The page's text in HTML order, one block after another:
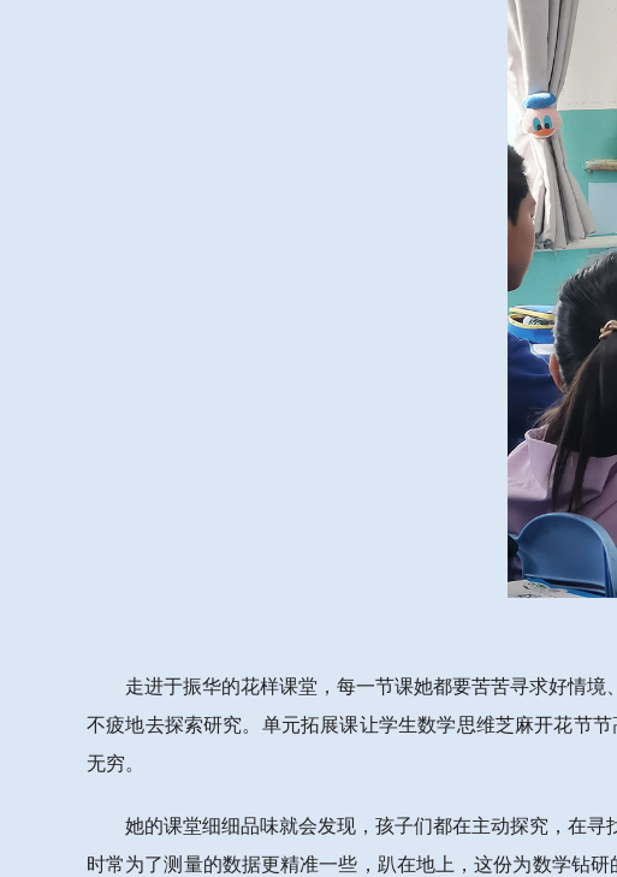
走进于振华的花样课堂，每一节课她都要苦苦寻求好情
不疲地去探索研究。单元拓展课让学生数学思维芝麻开花节
无穷。
她的课堂细细品味就会发现，孩子们都在主动探究，在寻
时常为了测量的数据更精准一些，趴在地上，这份为数学钻